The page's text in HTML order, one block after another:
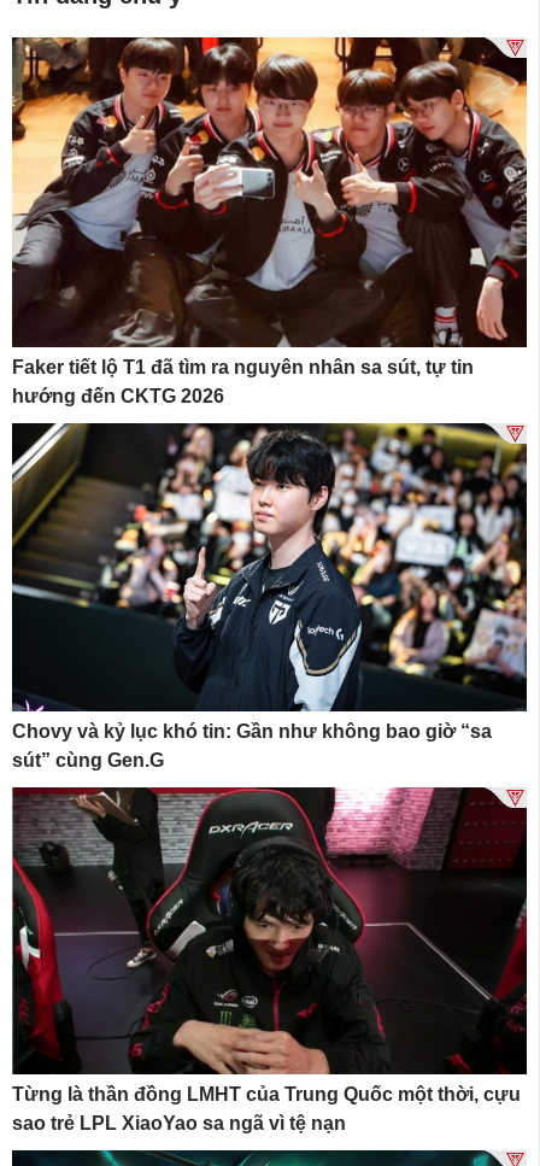
Faker tiết lộ T1 đã tìm ra nguyên nhân sa sút, tự tin
hướng đến CKTG 2026
Chovy và kỷ lục khó tin: Gần như không bao giờ “sa
sút” cùng Gen.G
Từng là thần đồng LMHT của Trung Quốc một thời, cựu
sao trẻ LPL XiaoYao sa ngã vì tệ nạn